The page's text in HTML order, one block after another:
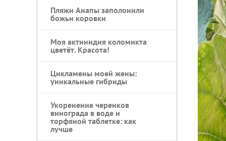
Пляжи Анапы заполонили
божьи коровки
Моя актинидия коломикта
цветёт. Красота!
Цикламены моей жены:
уникальные гибриды
Укоренение черенков
винограда в воде и
торфяной таблетке: как
лучше